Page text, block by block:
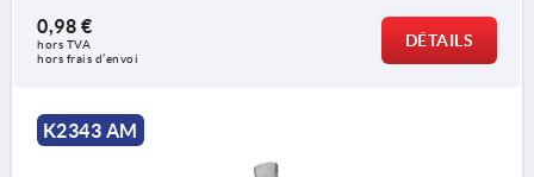
0,98 €
hors TVA
hors frais d’envoi
DÉTAILS
K2343 AM